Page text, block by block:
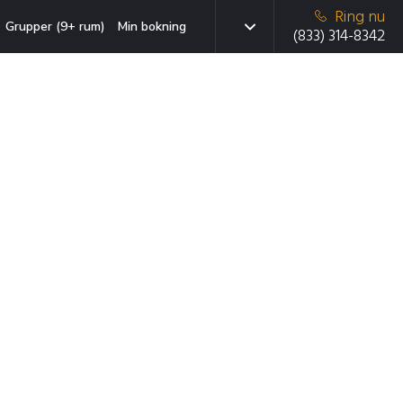
Grupper (9+ rum) Min bokning
Ring nu
(833) 314-8342